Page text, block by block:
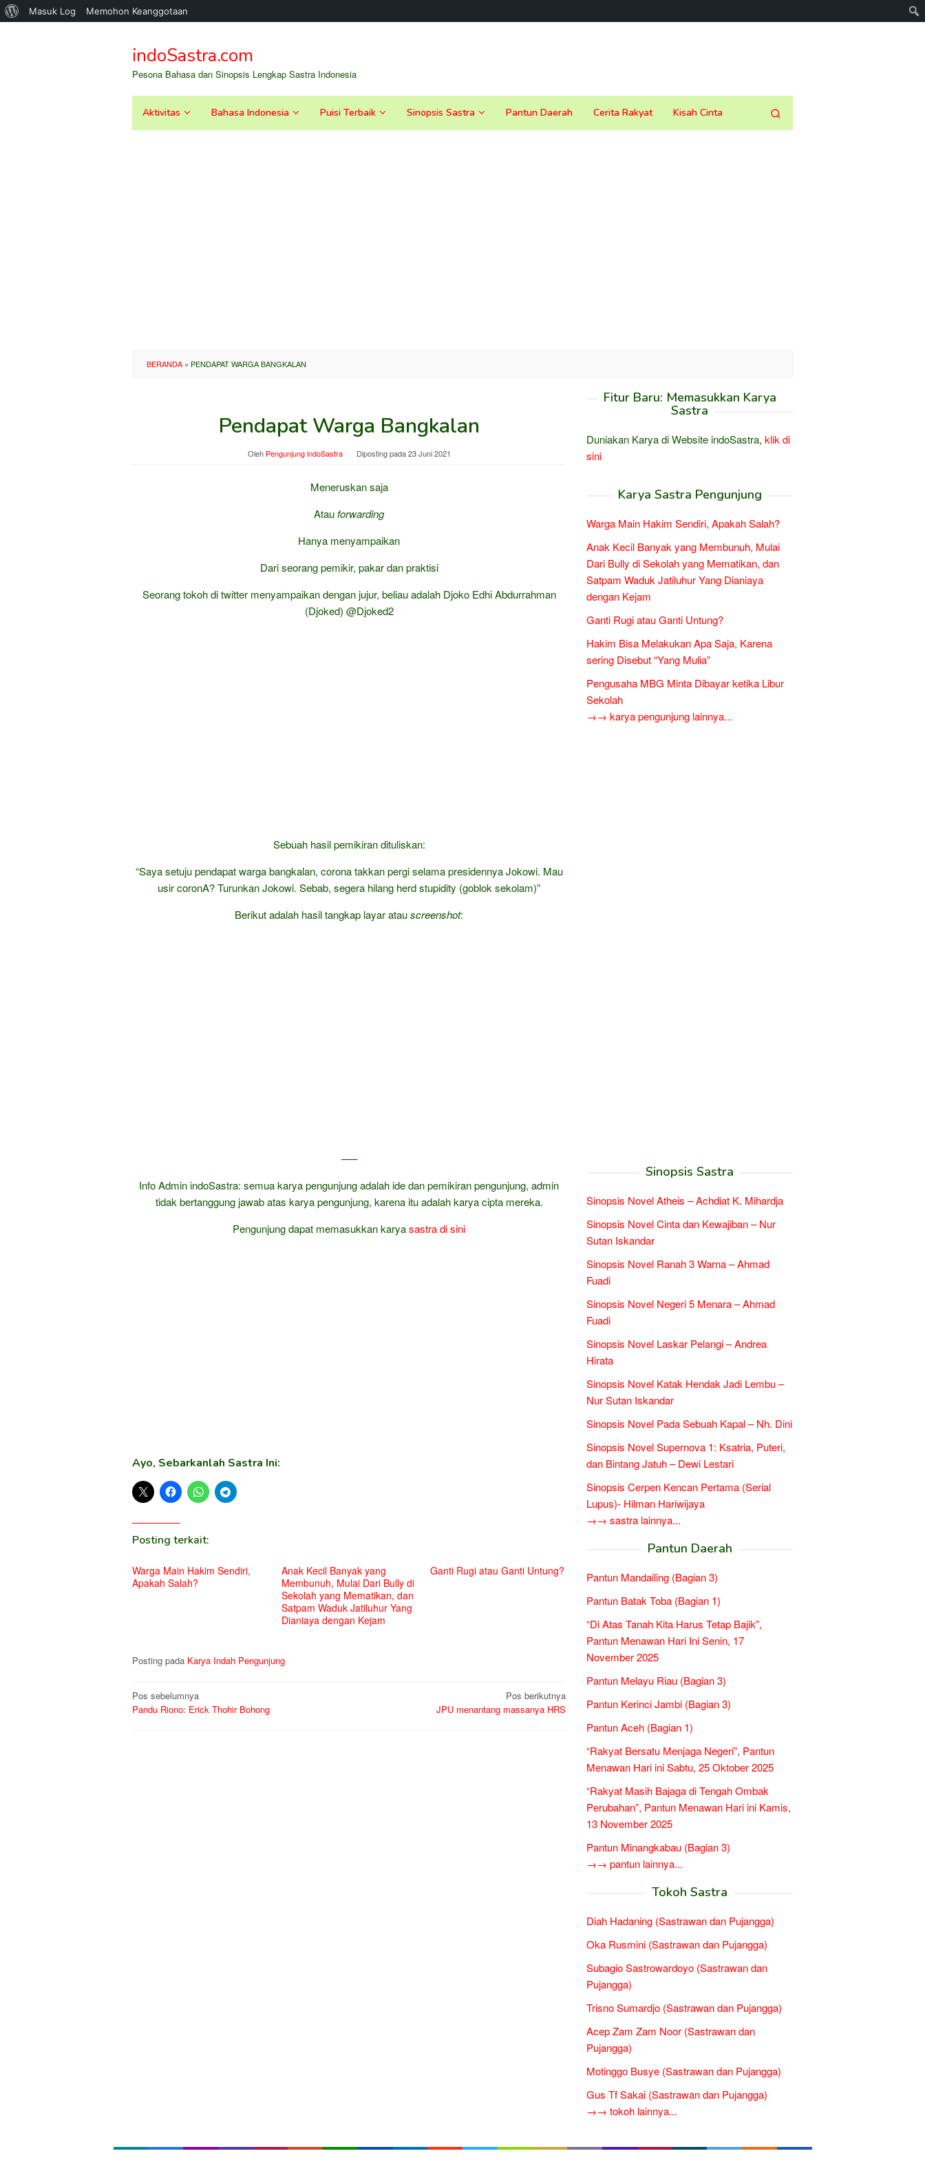
Tentang
Masuk Log Memohon Keanggotaan
kontenindoSastra.com
Pesona Bahasa dan Sinopsis Lengkap Sastra Indonesia
Aktivitas Bahasa Indonesia Puisi Terbaik Sinopsis Sastra Pantun Daerah Cerita Rakyat Kisah Cinta
BERANDA » PENDAPAT WARGA BANGKALAN
Pendapat Warga Bangkalan
Oleh Pengunjung indoSastra Diposting pada23 Juni 2021
Meneruskan saja
Atauforwarding
Hanya menyampaikan
Dari seorang pemikir, pakar dan praktisi
Seorang tokoh di twitter menyampaikan dengan jujur, beliau adalah Djoko Edhi Abdurrahman
(Djoked) @Djoked2
Sebuah hasil pemikiran dituliskan:
“Saya setuju pendapat warga bangkalan, corona takkan pergi selama presidennya Jokowi. Mau
usir coronA? Turunkan Jokowi. Sebab, segera hilang herd stupidity (goblok sekolam)”
Berikut adalah hasil tangkap layar atauscreenshot:
—–
Info Admin indoSastra: semua karya pengunjung adalah ide dan pemikiran pengunjung, admin
tidak bertanggung jawab atas karya pengunjung, karena itu adalah karya cipta mereka.
Pengunjung dapat memasukkan karyasastradi sini
Ayo, Sebarkanlah Sastra Ini:
Posting terkait:
Warga Main Hakim Sendiri,
Apakah Salah?
Anak Kecil Banyak yang
Membunuh, Mulai Dari Bully di
Sekolah yang Mematikan, dan
Satpam Waduk Jatiluhur Yang
Dianiaya dengan Kejam
Ganti Rugi atau Ganti Untung?
Posting pada Karya Indah Pengunjung
Navigasi
pos
Pos sebelumnya
Pandu Riono: Erick Thohir Bohong
Pos berikutnya
JPU menantang massanya HRS
Fitur Baru: Memasukkan Karya
Sastra
Duniakan Karya di Website indoSastra, klik di
sini
Karya Sastra Pengunjung
Warga Main Hakim Sendiri, Apakah Salah?
Anak Kecil Banyak yang Membunuh, Mulai
Dari Bully di Sekolah yang Mematikan, dan
Satpam Waduk Jatiluhur Yang Dianiaya
dengan Kejam
Ganti Rugi atau Ganti Untung?
Hakim Bisa Melakukan Apa Saja, Karena
sering Disebut “Yang Mulia”
Pengusaha MBG Minta Dibayar ketika Libur
Sekolah
→→ karya pengunjung lainnya...
Sinopsis Sastra
Sinopsis Novel Atheis – Achdiat K. Mihardja
Sinopsis Novel Cinta dan Kewajiban – Nur
Sutan Iskandar
Sinopsis Novel Ranah 3 Warna – Ahmad
Fuadi
Sinopsis Novel Negeri 5 Menara – Ahmad
Fuadi
Sinopsis Novel Laskar Pelangi – Andrea
Hirata
Sinopsis Novel Katak Hendak Jadi Lembu –
Nur Sutan Iskandar
Sinopsis Novel Pada Sebuah Kapal – Nh. Dini
Sinopsis Novel Supernova 1: Ksatria, Puteri,
dan Bintang Jatuh – Dewi Lestari
Sinopsis Cerpen Kencan Pertama (Serial
Lupus)- Hilman Hariwijaya
→→ sastra lainnya...
Pantun Daerah
Pantun Mandailing (Bagian 3)
Pantun Batak Toba (Bagian 1)
“Di Atas Tanah Kita Harus Tetap Bajik”,
Pantun Menawan Hari Ini Senin, 17
November 2025
Pantun Melayu Riau (Bagian 3)
Pantun Kerinci Jambi (Bagian 3)
Pantun Aceh (Bagian 1)
“Rakyat Bersatu Menjaga Negeri”, Pantun
Menawan Hari ini Sabtu, 25 Oktober 2025
“Rakyat Masih Bajaga di Tengah Ombak
Perubahan”, Pantun Menawan Hari ini Kamis,
13 November 2025
Pantun Minangkabau (Bagian 3)
→→ pantun lainnya...
Tokoh Sastra
Diah Hadaning (Sastrawan dan Pujangga)
Oka Rusmini (Sastrawan dan Pujangga)
Subagio Sastrowardoyo (Sastrawan dan
Pujangga)
Trisno Sumardjo (Sastrawan dan Pujangga)
Acep Zam Zam Noor (Sastrawan dan
Pujangga)
Motinggo Busye (Sastrawan dan Pujangga)
Gus Tf Sakai (Sastrawan dan Pujangga)
→→ tokoh lainnya...